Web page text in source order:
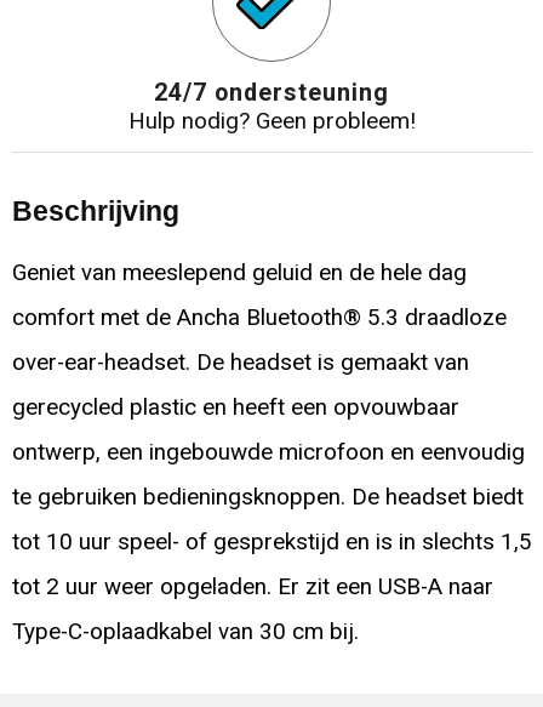
24/7 ondersteuning
Hulp nodig? Geen probleem!
Beschrijving
Geniet van meeslepend geluid en de hele dag
comfort met de Ancha Bluetooth® 5.3 draadloze
over-ear-headset. De headset is gemaakt van
gerecycled plastic en heeft een opvouwbaar
ontwerp, een ingebouwde microfoon en eenvoudig
te gebruiken bedieningsknoppen. De headset biedt
tot 10 uur speel- of gesprekstijd en is in slechts 1,5
tot 2 uur weer opgeladen. Er zit een USB-A naar
Type-C-oplaadkabel van 30 cm bij.